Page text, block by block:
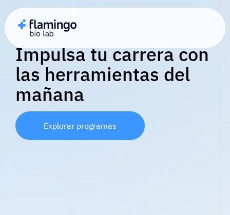
Impulsa tu carrera con
las herramientas del
mañana
Explorar programas